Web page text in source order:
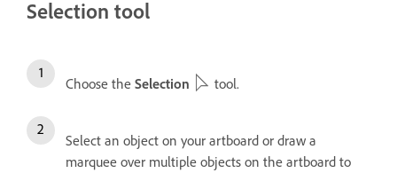
Selection tool
Choose the Selection tool.
Select an object on your artboard or draw a
marquee over multiple objects on the artboard to